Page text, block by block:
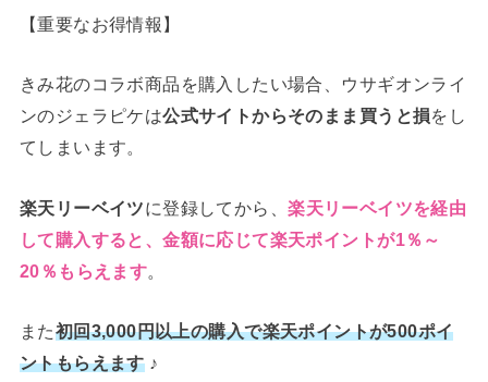
【重要なお得情報】
きみ花のコラボ商品を購入したい場合、ウサギオンライ
ンのジェラピケは公式サイトからそのまま買うと損をし
てしまいます。
楽天リーベイツに登録してから、楽天リーベイツを経由
して購入すると、金額に応じて楽天ポイントが1％～
20％もらえます。
また初回3,000円以上の購入で楽天ポイントが500ポイ
ントもらえます♪